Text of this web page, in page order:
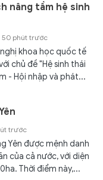
nâng tầm hệ sinh
50 phút trước
khoa học quốc tế
chủ đề "Hệ sinh thái
- Hội nhập và phát...
trước
Yên được mệnh danh
của cả nước, với diện
Thời điểm này,...